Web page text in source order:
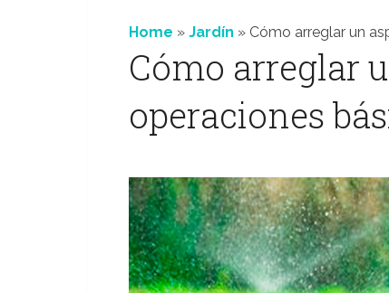
Home » Jardín » Cómo arreglar un
Cómo arreglar
operaciones